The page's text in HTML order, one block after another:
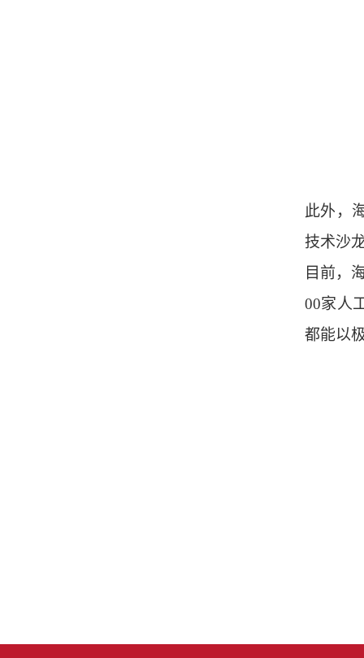
此外，
技术沙
目前，
00家人
都能以